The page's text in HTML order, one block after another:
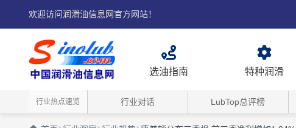
欢迎访问润滑油信息网官方网站！
选油指南 特种润滑
行业热点速览 行业对话 LubTop总评榜